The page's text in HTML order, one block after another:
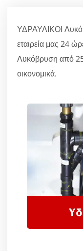
ΥΔΡΑΥΛΙΚΟΙ
εταιρεία μας 24
Λυκόβρυση από
οικονομικά.